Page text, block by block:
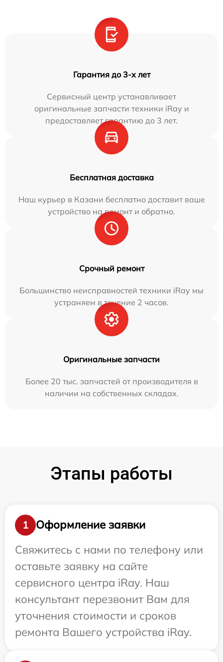
Гарантия до 3-х лет
Сервисный центр устанавливает
оригинальные запчасти техники iRay и
предоставляет гарантию до 3 лет.
Бесплатная доставка
Наш курьер в Казани бесплатно доставит ваше
устройство на ремонт и обратно.
Срочный ремонт
Большинство неисправностей техники iRay мы
устраняем в течение 2 часов.
Оригинальные запчасти
Более 20 тыс. запчастей от производителя в
наличии на собственных складах.
Этапы работы
1
Оформление заявки
Свяжитесь с нами по телефону или
оставьте заявку на сайте
сервисного центра iRay. Наш
консультант перезвонит Вам для
уточнения стоимости и сроков
ремонта Вашего устройства iRay.